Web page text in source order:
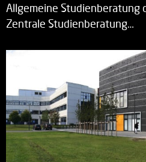
Allgemeine Studienberatung
Zentrale Studienberatung…